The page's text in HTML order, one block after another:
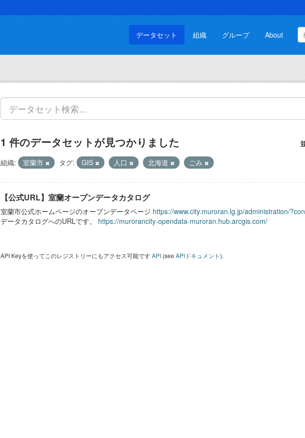
データセット 組織 グループ About
1 件のデータセットが見つかりました
組織: 室蘭市 タグ: GIS 人口 北海道 ごみ
【公式URL】室蘭オープンデータカタログ
室蘭市公式ホームページのオープンデータページ https://www.city.muroran.lg.jp/administration/
データカタログへのURLです。 https://murorancity-opendata-muroran.hub.arcgis.com/
API Keyを使ってこのレジストリーにもアクセス可能ですAPI (see APIドキュメント).